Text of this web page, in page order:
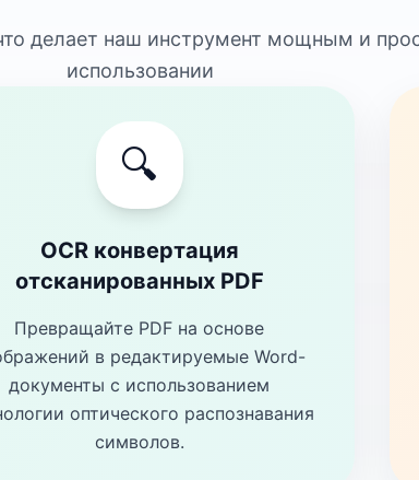
делает наш инструмент мощным и
использовании
🔍
OCR конвертация
отсканированных PDF
Превращайте PDF на основе
в редактируемые Word-
документы с использованием
оптического распознавания
символов.